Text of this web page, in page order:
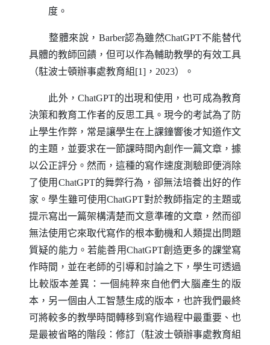
度。
整體來說， Barber認為雖然ChatGPT不能替代
具體的教師回饋，但可以作為輔助教學的有效工具
（駐波士頓辦事處教育組[1]，2023）。
此外， ChatGPT的出現和使用，也可成為教育
決策和教育工作者的反思工具。現今的考試為了防
止學生作弊，常是讓學生在上課鐘響後才知道作文
的主題，並要求在一節課時間內創作一篇文章，據
以公正評分。然而，這種的寫作速度測驗即便消除
了使用 ChatGPT的舞弊行為，卻無法培養出好的作
家。學生雖可使用ChatGPT對於教師指定的主題或
提示寫出一篇架構清楚而文意準確的文章，然而卻
無法使用它來取代寫作的根本動機和人類提出問題
質疑的能力。若能善用ChatGPT創造更多的課堂寫
作時間，並在老師的引導和討論之下，學生可透過
比較版本差異：一個純粹來自他們大腦產生的版
本，另一個由人工智慧生成的版本，也許我們最終
可將較多的教學時間轉移到寫作過程中最重要、也
是最被省略的階段：修訂（駐波士頓辦事處教育組